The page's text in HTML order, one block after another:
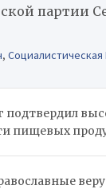
партии
,
пищевых